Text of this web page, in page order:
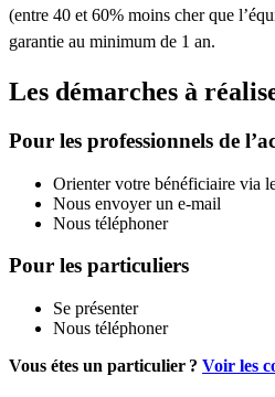
(entre 40 et 60% moins cher que
garantie au minimum de 1 an.
Les démarches à
Pour les professionnels de
Orienter votre bénéficiaire via
Nous envoyer un e-mail
Nous téléphoner
Pour les particuliers
Se présenter
Nous téléphoner
Vous étes un particulier ? Voir les